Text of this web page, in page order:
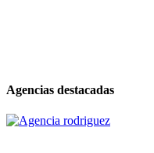
Agencias destacadas